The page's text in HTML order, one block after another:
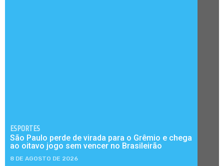
ESPORTES
São Paulo perde de virada para o Grêmio e chega
ao oitavo jogo sem vencer no Brasileirão
8 DE AGOSTO DE 2026